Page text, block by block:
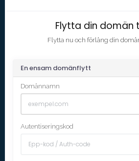
Flytta din domän
Flytta nu och förläng din
En ensam domänflytt
Domännamn
Autentiseringskod